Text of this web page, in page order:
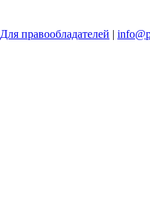
Для правообладателей |